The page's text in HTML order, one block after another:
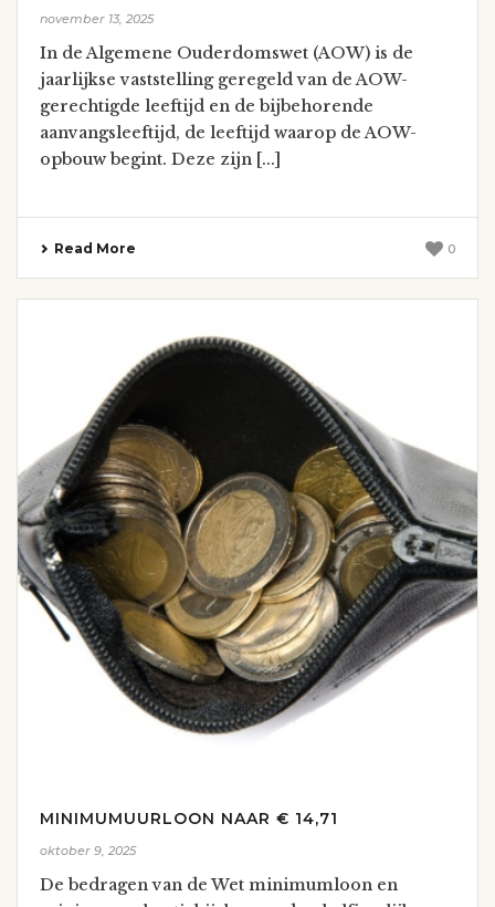
november 13, 2025
In de Algemene Ouderdomswet (AOW) is de
jaarlijkse vaststelling geregeld van de AOW-
gerechtigde leeftijd en de bijbehorende
aanvangsleeftijd, de leeftijd waarop de AOW-
opbouw begint. Deze zijn [...]
Read More 0
MINIMUMUURLOON NAAR € 14,71
oktober 9, 2025
De bedragen van de Wet minimumloon en